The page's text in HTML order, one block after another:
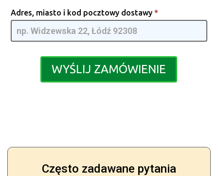
Adres, miasto i kod pocztowy dostawy *
WYŚLIJ ZAMÓWIENIE
Często zadawane pytania